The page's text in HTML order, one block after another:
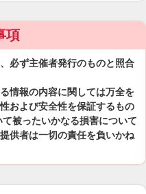
項
必ず主催者発行のものと照合
情報の内容に関しては万全を
および安全性を保証するもの
被ったいかなる損害について
供者は一切の責任を負いかね